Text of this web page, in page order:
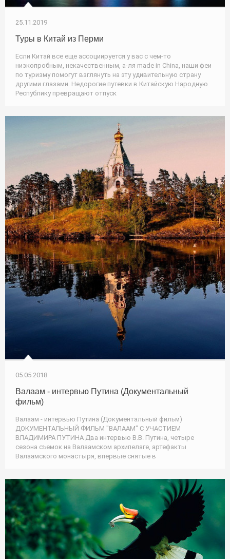
25.11.2019
Туры в Китай из Перми
Если Китай все еще ассоциируется у вас с чем-то
низкопробным, некачественным, а-ля made in China, наши феи
по туризму помогут взглянуть на эту удивительную страну
другими глазами. Недорогие путевки в Китайскую Народную
Республику превращают отпуск
05.05.2018
Валаам - интервью Путина (Документальный
фильм)
Валаам - интервью Путина (Документальный фильм)
ДОКУМЕНТАЛЬНЫЙ ФИЛЬМ "ВАЛААМ" С УЧАСТИЕМ
ВЛАДИМИРА ПУТИНА Два интервью В.В. Путина, четыре
сезона съемок на Валаамском архипелаге, артефакты
Валаамского монастыря, впервые снятые в